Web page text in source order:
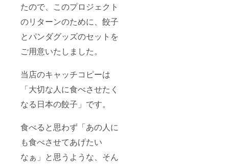
たので、このプロジェクト
のリターンのために、餃子
とパンダグッズのセットを
ご用意いたしました。
当店のキャッチコピーは
「大切な人に食べさせたく
なる日本の餃子」です。
食べると思わず「あの人に
も食べさせてあげたい
なぁ」と思うような、そん